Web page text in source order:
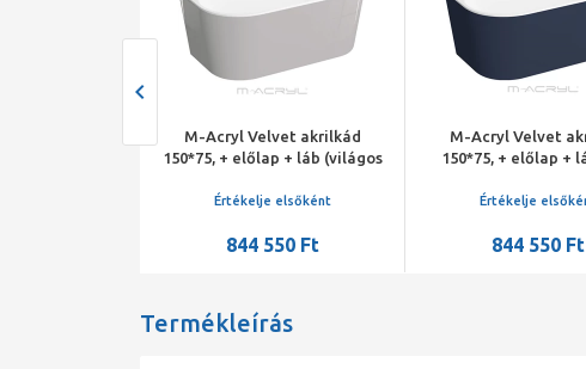
M-Acryl Velvet akrilkád
150*75, + előlap + láb (világos
Értékelje elsőként
844 550 Ft
M-Acryl Velvet
150*75, + előlap +
Értékelje
844 550 Ft
Termékleírás